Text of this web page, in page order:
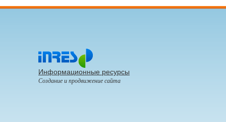
Информационные ресурсы
Создание и продвижение сайта